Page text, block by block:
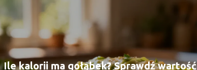
Ile kalorii ma gołąbek? Sprawdź wartość